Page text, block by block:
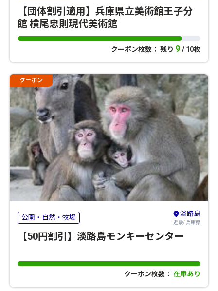
【団体割引適用】兵庫県立美術館王子分
館 横尾忠則現代美術館
クーポン枚数： 残り 9 / 10枚
クーポン
公園・自然・牧場 淡路島
近畿/ 兵庫県
【50円割引】淡路島モンキーセンター
クーポン枚数： 在庫あり